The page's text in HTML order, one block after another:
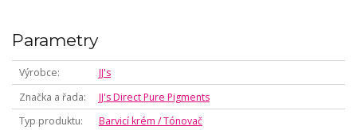
Parametry
Výrobce
JJ's
Značka a řada
JJ's Direct Pure Pigments
Typ produktu
Barvicí krém / Tónovač